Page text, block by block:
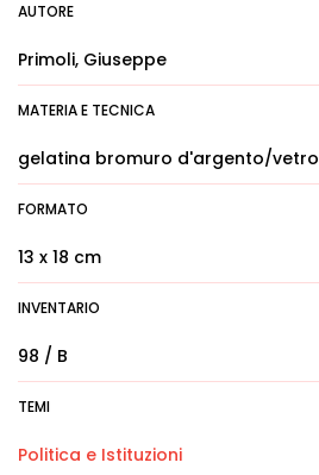
AUTORE
Primoli, Giuseppe
MATERIA E TECNICA
gelatina bromuro d'argento/vetro
FORMATO
13 x 18 cm
INVENTARIO
98 / B
TEMI
Politica e Istituzioni